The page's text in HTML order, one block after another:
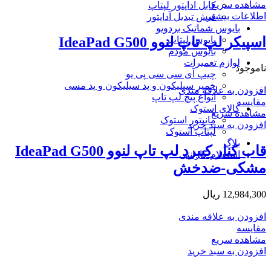
کابل اداپتور لپتاپ
فیش تبدیل آداپتور
بایوس شماتیک بردویو
بایوس لپتاپ
بایوس مودم
لوازم تعمیرات
چیپ آی سی سی پی یو
خمیر سیلیکون و پد سیلیکون و پد مسی
انواع پیچ لپ تاپ
کالای استوک
مانیتور استوک
لپتاپ استوک
بلاگ
استعلام گارانتی
مشاهده سریع
اطلاعات بیشتر
اسپیکر لپ تاپ لنوو IdeaPad G500
ناموجود
افزودن به علاقه مندی
مقایسه
مشاهده سریع
افزودن به سبد خرید
قاب کنار کیبرد لپ تاپ لنوو IdeaPad G500
مشکی-ضدخش
12,984,300 ریال
افزودن به علاقه مندی
مقایسه
مشاهده سریع
افزودن به سبد خرید